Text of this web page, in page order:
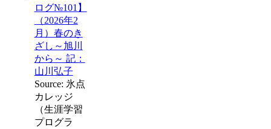
ログ№101】
（2026年2
月）春のき
ざし～旭川
から～ 記：
山川弘子
Source: 氷点
カレッジ
（生涯学習
プログラ